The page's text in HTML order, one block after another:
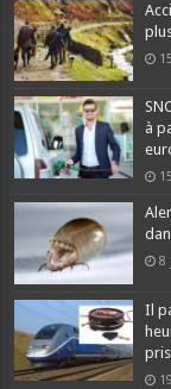
à
8
Il